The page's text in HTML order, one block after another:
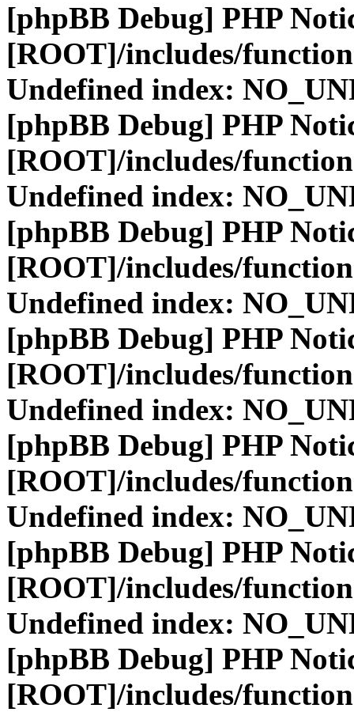
[phpBB Debug] PHP
[ROOT]/includes/
Undefined index:
[phpBB Debug] PHP
[ROOT]/includes/
Undefined index:
[phpBB Debug] PHP
[ROOT]/includes/
Undefined index:
[phpBB Debug] PHP
[ROOT]/includes/
Undefined index:
[phpBB Debug] PHP
[ROOT]/includes/
Undefined index:
[phpBB Debug] PHP
[ROOT]/includes/
Undefined index:
[phpBB Debug] PHP
[ROOT]/includes/